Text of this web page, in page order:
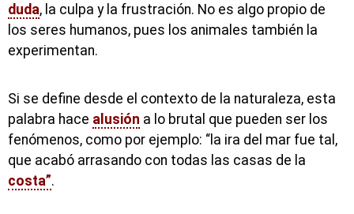
duda, la culpa y la frustración. No es algo propio de
los seres humanos, pues los animales también la
experimentan.
Si se define desde el contexto de la naturaleza, esta
palabra hace alusión a lo brutal que pueden ser los
fenómenos, como por ejemplo: “la ira del mar fue tal,
que acabó arrasando con todas las casas de la
costa”.